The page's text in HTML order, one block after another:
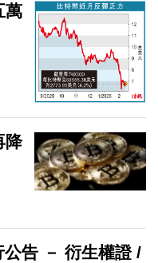
萬
降
告 － 衍生權證 /